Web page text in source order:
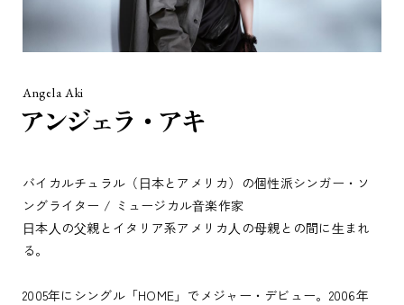
Angela Aki
アンジェラ・アキ
バイカルチュラル（⽇本とアメリカ）の個性派シンガー・ソ
ングライター / ミュージカル⾳楽作家
⽇本⼈の⽗親とイタリア系アメリカ⼈の⺟親との間に⽣まれ
る。
2005年にシングル「HOME」でメジャー・デビュー。2006年